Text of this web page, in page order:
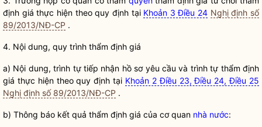
định giá thực hiện theo quy định tại Khoản 3 Điều 24 Nghị định số
89/2013/NĐ-CP .
4. Nội dung, quy trình thẩm định giá
a) Nội dung, trình tự tiếp nhận hồ sơ yêu cầu và trình tự thẩm định
giá thực hiện theo quy định tại Khoản 2 Điều 23, Điều 24, Điều 25
Nghị định số 89/2013/NĐ-CP .
b) Thông báo kết quả thẩm định giá của cơ quan nhà nước: